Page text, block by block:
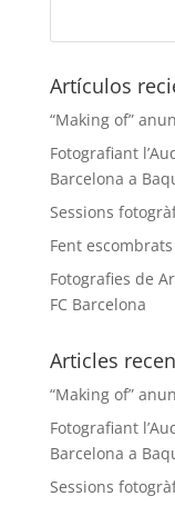
Artículos
“Making of”
Fotografiant
Barcelona a
Sessions
Fent
Fotografies de
FC Barcelona
Articles
“Making of”
Fotografiant
Barcelona a
Sessions